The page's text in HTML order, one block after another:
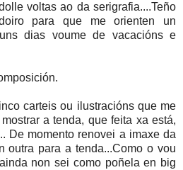
voltas ao da serigrafia....Teño
para que me orienten un
dias voume de vacacións e
carteis ou ilustracións que me
a tenda, que feita xa está,
De momento renovei a imaxe da
outra para a tenda...Como o vou
non sei como poñela en big